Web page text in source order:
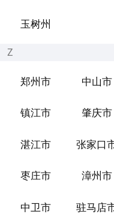
玉树州
Z
郑州市 中山市
镇江市 肇庆市
湛江市 张家口
枣庄市 漳州市
中卫市 驻马店